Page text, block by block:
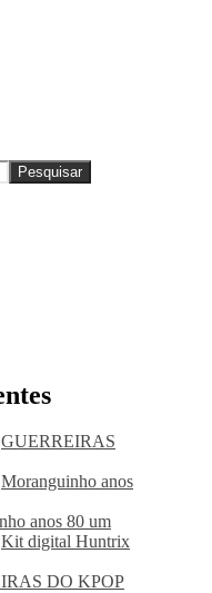
Pesquisar
GUERREIRAS
Moranguinho anos
anos 80 um
Kit digital Huntrix
DO KPOP